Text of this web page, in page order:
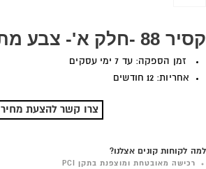
קסיר 88 -חלק א'- צבע מתכת - טמבור
זמן הספקה: עד 7 ימי עסקים
אחריות: 12 חודשים
צרו קשר להצעת מחיר
למה לקוחות קונים אצלנו?
רכישה מאובטחת ומוצפנת בתקן PCI